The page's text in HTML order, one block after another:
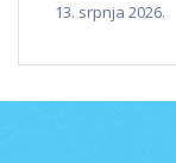
13. srpnja 2026.